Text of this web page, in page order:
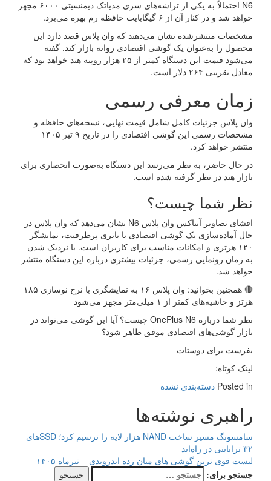
N6 احتمالاً به یکی از تراشه‌های سری مدیاتک دیمنسیتی ۶۰۰۰ مجهز
خواهد شد و در کنار آن از ۶ گیگابایت حافظه رم بهره می‌برد.
مشخصات منتشرشده نشان می‌دهند که وان پلاس قصد دارد این
محصول را به‌عنوان یک گوشی اقتصادی روانه بازار کند. گفته
می‌شود قیمت این دستگاه کمتر از ۲۵ هزار روپیه هند خواهد بود که
معادل تقریبی ۲۶۴ دلار است.
زمان معرفی رسمی
وان پلاس جزئیات کامل شامل قیمت نهایی، نسخه‌های حافظه و
مشخصات رسمی این گوشی اقتصادی را در تاریخ ۹ تیر ۱۴۰۵
منتشر خواهد کرد.
در حال حاضر، به نظر می‌رسد این دستگاه به‌صورت انحصاری برای
بازار هند در نظر گرفته شده است.
نظر شما چیست؟
افشای تصاویر آنباکس وان پلاس N6 نشان می‌دهد که وان پلاس در
حال آماده‌سازی یک گوشی اقتصادی با باتری پرظرفیت، نمایشگر
۱۲۰ هرتزی و امکانات مناسب برای کاربران است. با نزدیک شدن
به زمان رونمایی رسمی، جزئیات بیشتری درباره این دستگاه منتشر
خواهد شد.
🔴 همچنین بخوانید: وان پلاس ۱۶ به نمایشگری با نرخ نوسازی ۱۸۵
هرتز و حاشیه‌های کمتر از ۱ میلی‌متر مجهز می‌شود
نظر شما درباره OnePlus N6 چیست؟ آیا این گوشی می‌تواند در
بازار گوشی‌های اقتصادی موفق ظاهر شود؟
بفرست برای دوستات
لینک کوتاه:
Posted in دسته‌بندی نشده
راهبری نوشته‌ها
سامسونگ مسیر ساخت NAND هزار لایه را ترسیم کرد؛ SSDهای
۳۲ ترابایتی در راه‌اند
لیست قوی ترین گوشی های میان رده اندرویدی – تیرماه ۱۴۰۵
جستجو برای: